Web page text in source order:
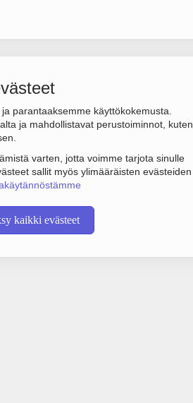
parantaaksemme käyttökokemusta.
ja mahdollistavat perustoiminnot, kuten
varten, jotta voimme tarjota sinulle
sallit myös ylimääräisten evästeiden
kaikki evästeet
Suoritathan alla olevan varmistuksen.